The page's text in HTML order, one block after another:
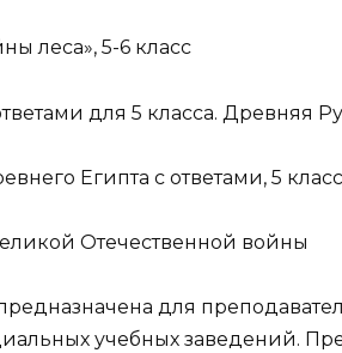
леса», 5-6 класс
для 5 класса. Древняя
Египта с ответами, 5
Отечественной войны
для
учебных заведений.